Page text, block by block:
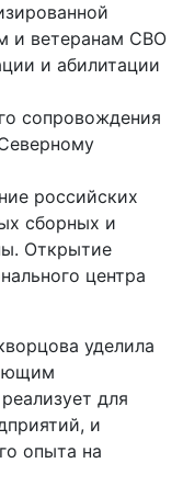
и ветеранам СВО
и абилитации
сопровождения
российских
сборных и
Открытие
центра
уделила
для
и
опыта на